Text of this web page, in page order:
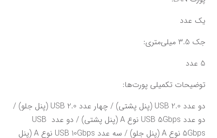
یک عدد
جک 3.5 میلی‌متری:
5 عدد
توضیحات تکمیلی پورت‌ها:
دو عدد USB 5Gbps نوع A (پنل پشتی) / دو عدد USB